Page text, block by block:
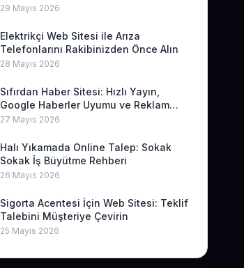
29 Mayıs 2026
Elektrikçi Web Sitesi ile Arıza
Telefonlarını Rakibinizden Önce Alın
28 Mayıs 2026
Sıfırdan Haber Sitesi: Hızlı Yayın,
Google Haberler Uyumu ve Reklam
Geliri
27 Mayıs 2026
Halı Yıkamada Online Talep: Sokak
Sokak İş Büyütme Rehberi
26 Mayıs 2026
Sigorta Acentesi İçin Web Sitesi: Teklif
Talebini Müşteriye Çevirin
25 Mayıs 2026